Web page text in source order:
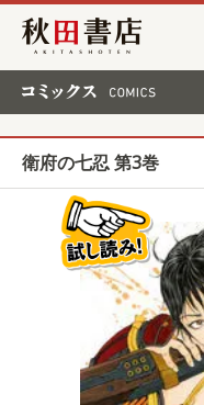
秋田書店
衛府の七忍 第3巻